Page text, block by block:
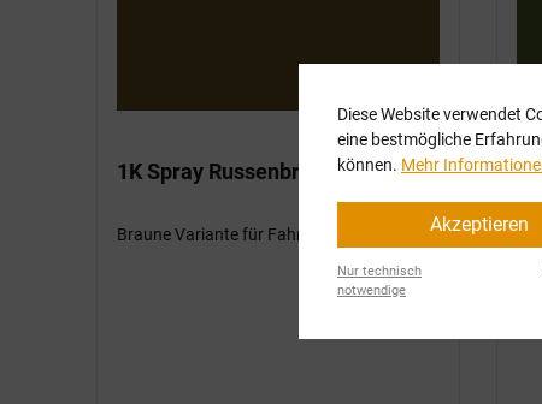
1K Spray Russenbraun A
Braune Variante für Fahrzeuge
Diese Website verwendet
eine bestmögliche
können. Mehr
Akzeptieren
Nur technisch
notwendige